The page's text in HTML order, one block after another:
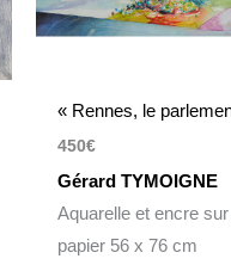
« Rennes, le
450€
Gérard TYMOIGNE
Aquarelle et encre sur
papier 56 x 76 cm